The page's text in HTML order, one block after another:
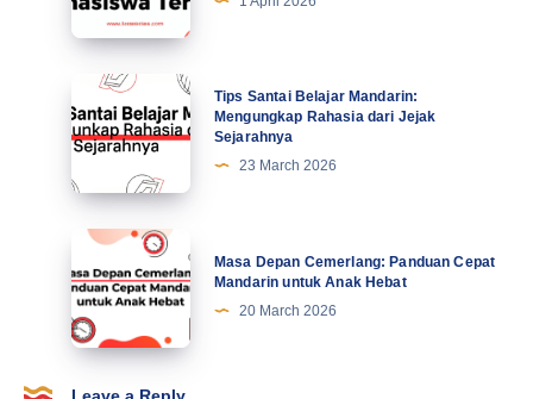
Abad
Ke-
Kesalahan
Lucu
Mahasiswa
Terbaru
Tips
Santai
Belajar
Mandarin:
Mengungkap
Rahasia
dari
Jejak
Sejarahnya
Tips Santai Belajar Mandarin:
Mengungkap Rahasia dari Jejak
Sejarahnya
23 March 2026
Masa
Depan
Cemerlang:
Panduan
Cepat
Mandarin
Masa Depan Cemerlang: Panduan Cepat
Mandarin untuk Anak Hebat
20 March 2026